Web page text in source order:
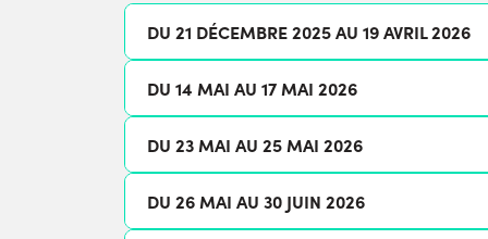
DU 21 DÉCEMBRE 2025 AU 19 AVRIL 2026
DU 14 MAI AU 17 MAI 2026
DU 23 MAI AU 25 MAI 2026
DU 26 MAI AU 30 JUIN 2026